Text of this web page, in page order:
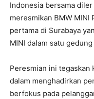
Indonesia bersama
meresmikan BMW MINI
pertama di Surabaya
MINI dalam satu
Peresmian ini tegaskan
dalam menghadirkan
berfokus pada